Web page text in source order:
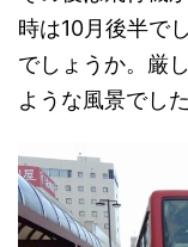
時は10月後半で
でしょうか。厳
ような風景でした